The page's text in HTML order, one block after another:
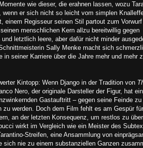
wie dieser, die erahnen lassen, wozu
wenn er sich nicht so leicht vom simplen
einem Regisseur seinen Stil partout zum
menschlichen Kern allzu bereitwillig gegen
letztlich leere, aber dafür nicht minder
Sally Menke macht sich
in seiner Karriere über die Jahre mehr und mehr
Kintopp: Wenn Django in der Tradition von
Nero, der originale Darsteller der Figur, hat
Gastauftritt – gegen seine Feinde
werden. Doch dem Film fehlt es am Gespür
an der letzten Konsequenz, um restlos zu
wirkt im Vergleich wie ein Meister des
Streifen, eine Ansammlung von
sich nie zu einem substanziellen Ganzen